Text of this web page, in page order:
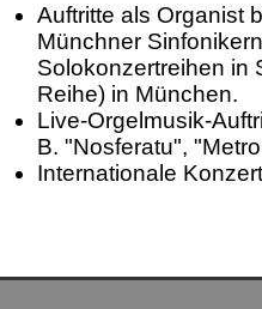
Auftritte als Organist
Münchner
Solokonzertreihen in
Reihe) in München.
Live-Orgelmusik-
B. "Nosferatu",
Internationale